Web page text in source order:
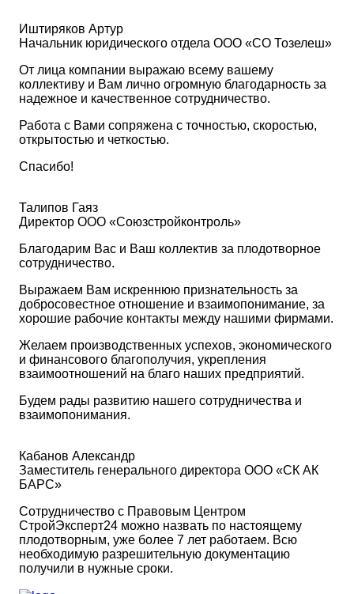
Иштиряков Артур
Начальник юридического отдела ООО «СО Тозелеш»
От лица компании выражаю всему вашему
коллективу и Вам лично огромную благодарность за
надежное и качественное сотрудничество.
Работа с Вами сопряжена с точностью, скоростью,
открытостью и четкостью.
Спасибо!
Талипов Гаяз
Директор ООО «Союзстройконтроль»
Благодарим Вас и Ваш коллектив за плодотворное
сотрудничество.
Выражаем Вам искреннюю признательность за
добросовестное отношение и взаимопонимание, за
хорошие рабочие контакты между нашими фирмами.
Желаем производственных успехов, экономического
и финансового благополучия, укрепления
взаимоотношений на благо наших предприятий.
Будем рады развитию нашего сотрудничества и
взаимопонимания.
Кабанов Александр
Заместитель генерального директора ООО «СК АК
БАРС»
Сотрудничество с Правовым Центром
СтройЭксперт24 можно назвать по настоящему
плодотворным, уже более 7 лет работаем. Всю
необходимую разрешительную документацию
получили в нужные сроки.